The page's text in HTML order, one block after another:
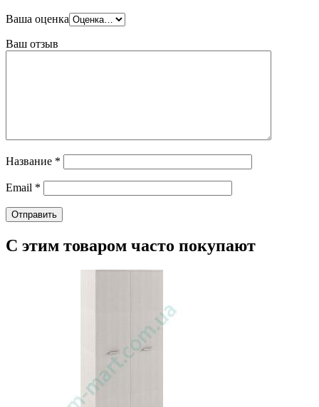
Ваша оценка
Ваш отзыв
Название *
Email *
С этим товаром часто покупают